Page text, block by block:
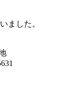
ました。